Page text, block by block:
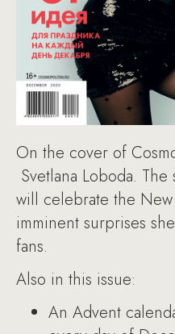
On the cover of
Svetlana Loboda.
will celebrate the New
imminent surprises
fans.
Also in this issue:
An Advent